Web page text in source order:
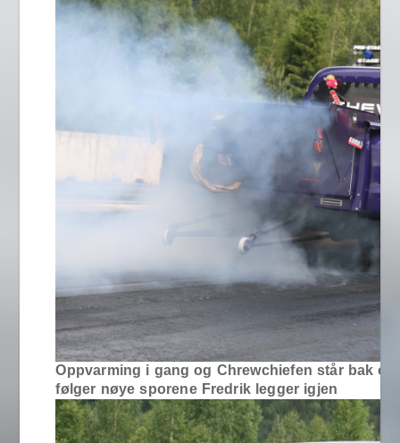
Oppvarming i gang og Chrewchiefen står bak og
følger nøye sporene Fredrik legger igjen